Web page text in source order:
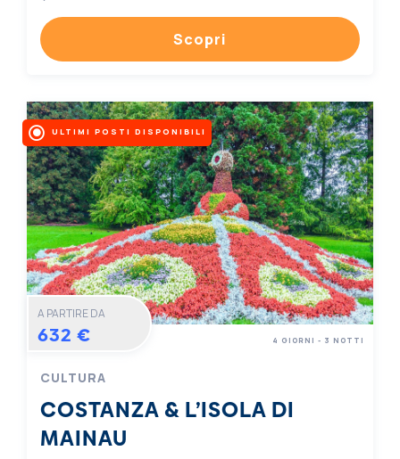
Scopri
ULTIMI POSTI DISPONIBILI
A PARTIRE DA
632 €
CULTURA
COSTANZA & L’ISOLA DI
MAINAU
4 GIORNI - 3 NOTTI